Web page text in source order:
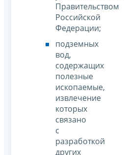
Правительством
Российской
Федерации;
подземных
вод,
содержащих
полезные
ископаемые,
извлечение
которых
связано
с
разработкой
других